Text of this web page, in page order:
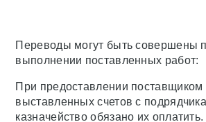
Переводы могут быть совершены
выполнении поставленных работ:
При предоставлении поставщиком
выставленных счетов с
казначейство обязано их оплатить.